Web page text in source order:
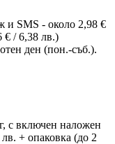
и SMS - около 2,98 €
€ / 6,38 лв.)
ден (пон.-съб.).
с включен наложен
+ опаковка (до 2